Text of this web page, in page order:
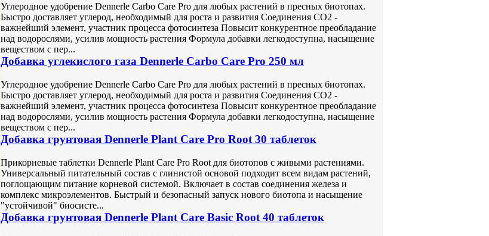
Углеродное удобрение Dennerle Carbo Care Pro для любых растений в пресных биотопах.
Быстро доставляет углерод, необходимый для роста и развития Соединения СО2 -
важнейший элемент, участник процесса фотосинтеза Повысит конкурентное преобладание
над водорослями, усилив мощность растения Формула добавки легкодоступна, насыщение
веществом с пер...
Добавка углекислого газа Dennerle Carbo Care Pro 250 мл
Углеродное удобрение Dennerle Carbo Care Pro для любых растений в пресных биотопах.
Быстро доставляет углерод, необходимый для роста и развития Соединения СО2 -
важнейший элемент, участник процесса фотосинтеза Повысит конкурентное преобладание
над водорослями, усилив мощность растения Формула добавки легкодоступна, насыщение
веществом с пер...
Добавка грунтовая Dennerle Plant Care Pro Root 30 таблеток
Прикорневые таблетки Dennerle Plant Care Pro Root для биотопов с живыми растениями.
Универсальный питательный состав с глинистой основой подходит всем видам растений,
поглощающим питание корневой системой. Включает в состав соединения железа и
комплекс микроэлементов. Быстрый и безопасный запуск нового биотопа и насыщение
"устойчивой" биосисте...
Добавка грунтовая Dennerle Plant Care Basic Root 40 таблеток